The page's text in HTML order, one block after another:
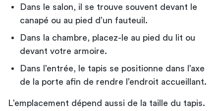
Dans le salon, il se trouve souvent devant le
canapé ou au pied d’un fauteuil.
Dans la chambre, placez-le au pied du lit ou
devant votre armoire.
Dans l’entrée, le tapis se positionne dans l’axe
de la porte afin de rendre l’endroit accueillant.
L’emplacement dépend aussi de la taille du tapis.